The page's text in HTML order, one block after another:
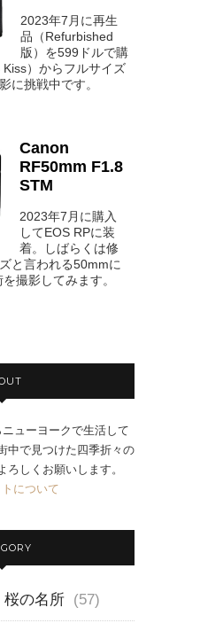
2023年7月に再生
品（Refurbished
版）を599ドルで購
）からフルサイズ
に挑戦中です。
Canon
RF50mm F1.8
STM
2023年7月に購入
してEOS RPに装
着。しばらくは修
と言われる50mmに
撮影してみます。
ューヨークで生活して
中で見つけた四季折々の
ろしくお願いします。
について
桜の名所 (57)